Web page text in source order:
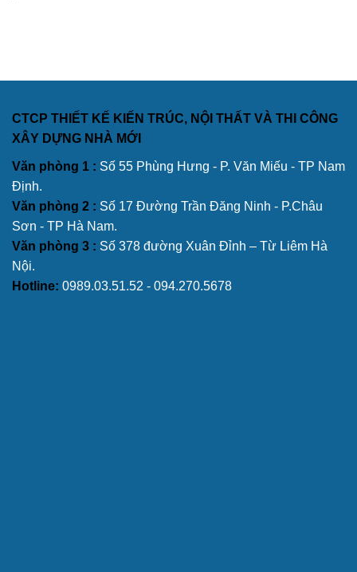
CTCP THIẾT KẾ KIẾN TRÚC, NỘI THẤT VÀ THI CÔNG
XÂY DỰNG NHÀ MỚI
Văn phòng 1 : Số 55 Phùng Hưng - P. Văn Miếu - TP Nam
Định.
Văn phòng 2 : Số 17 Đường Trần Đăng Ninh - P.Châu
Sơn - TP Hà Nam.
Văn phòng 3 : Số 378 đường Xuân Đỉnh – Từ Liêm Hà
Nội.
Hotline: 0989.03.51.52 - 094.270.5678